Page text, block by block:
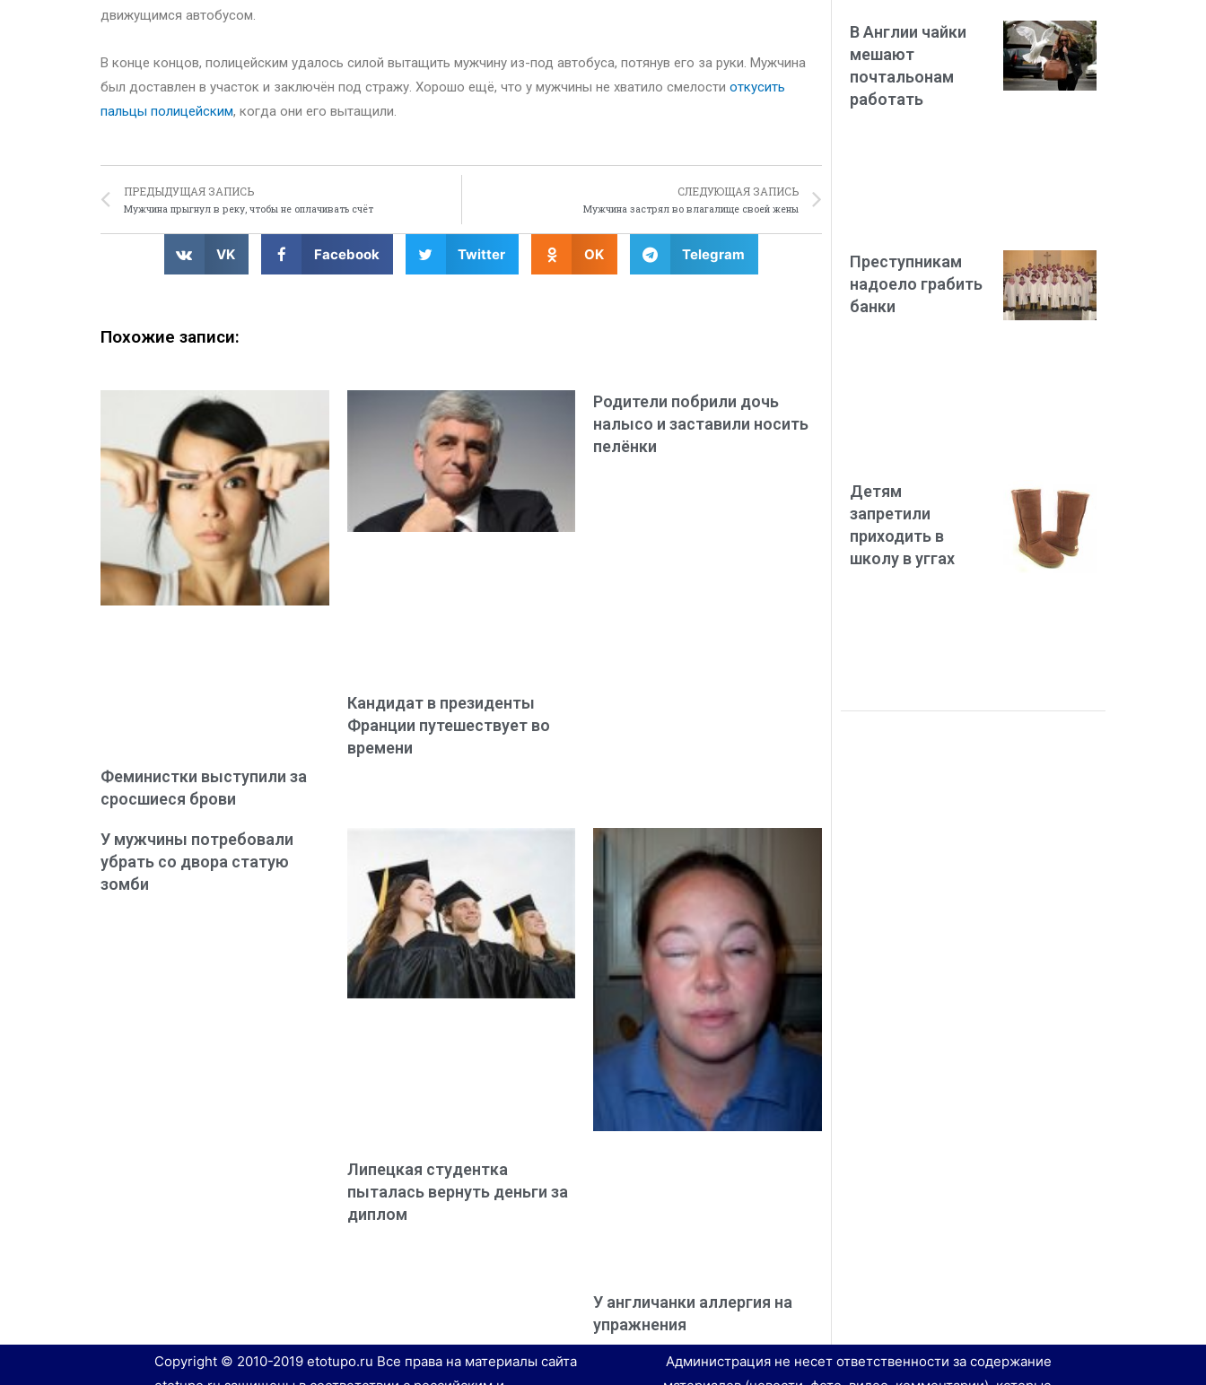
движущимся автобусом.
В конце концов, полицейским удалось силой вытащить мужчину из-под автобуса, потянув его за руки. Мужчина
был доставлен в участок и заключён под стражу. Хорошо ещё, что у мужчины не хватило смелости откусить
пальцы полицейским, когда они его вытащили.
ПРЕДЫДУЩАЯ ЗАПИСЬ
Мужчина прыгнул в реку, чтобы не оплачивать счёт
СЛЕДУЮЩАЯ ЗАПИСЬ
Мужчина застрял во влагалище своей жены
VK Facebook Twitter OK Telegram
Похожие записи:
Феминистки выступили за
сросшиеся брови
Кандидат в президенты
Франции путешествует во
времени
Родители побрили дочь
налысо и заставили носить
пелёнки
У мужчины потребовали
убрать со двора статую
зомби
Липецкая студентка
пыталась вернуть деньги за
диплом
У англичанки аллергия на
упражнения
В Англии чайки
мешают
почтальонам
работать
Преступникам
надоело грабить
банки
Детям
запретили
приходить в
школу в уггах
Copyright © 2010-2019 etotupo.ru Все права на материалы сайта
Администрация не несет ответственности за содержание